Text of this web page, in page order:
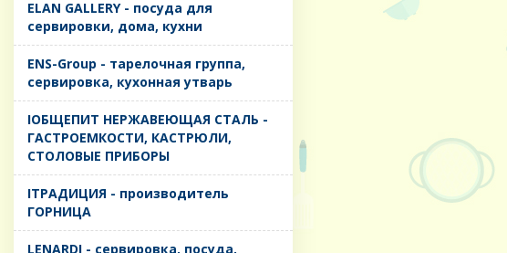
ELAN GALLERY - посуда для
сервировки, дома, кухни
ENS-Group - тарелочная группа,
сервировка, кухонная утварь
IОБЩЕПИТ НЕРЖАВЕЮЩАЯ СТАЛЬ -
ГАСТРОЕМКОСТИ, КАСТРЮЛИ,
СТОЛОВЫЕ ПРИБОРЫ
IТРАДИЦИЯ - производитель
ГОРНИЦА
LENARDI - сервировка, посуда,